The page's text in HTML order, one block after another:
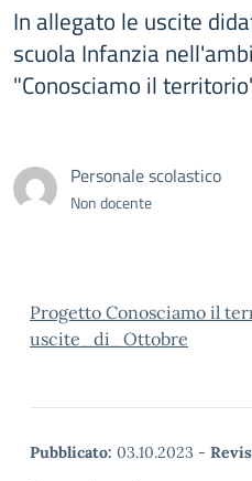
In allegato le uscite
scuola Infanzia
"Conosciamo il
Personale scolastico
Non docente
Progetto Conosciamo il
uscite_di_Ottobre
Pubblicato: 03.10.2023 -